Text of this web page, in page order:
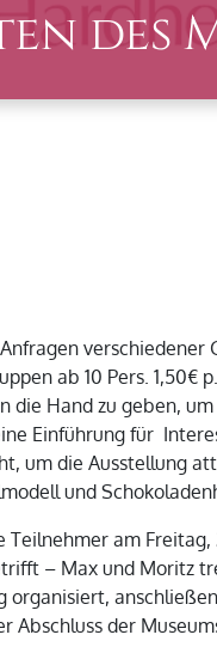
des
ab 10 Pers.
Hand zu geben,
Einführung für
um die Ausstellung
und
am
– Max und Moritz
organisiert,
Abschluss der